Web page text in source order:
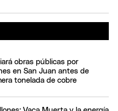
obras públicas por
en San Juan antes de
tonelada de cobre